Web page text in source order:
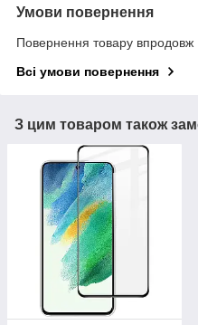
Умови повернення
Повернення товару впродовж
Всі умови повернення
З цим товаром також